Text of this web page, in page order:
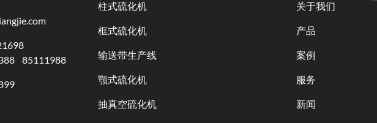
85111988
柱式硫化机
框式硫化机
输送带生产线
颚式硫化机
抽真空硫化机
关于我们
产品
案例
服务
新闻